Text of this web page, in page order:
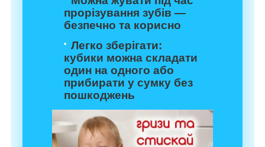
прорізування зубів —
безпечно та корисно
Легко зберігати:
кубики можна складати
один на одного або
прибирати у сумку без
пошкоджень